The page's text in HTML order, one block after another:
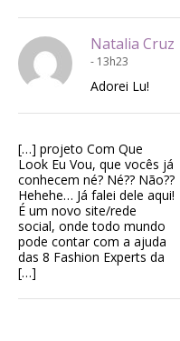
Natalia Cruz
- 13h23
Adorei Lu!
[…] projeto Com Que
Look Eu Vou, que vocês já
conhecem né? Né?? Não??
Hehehe… Já falei dele aqui!
É um novo site/rede
social, onde todo mundo
pode contar com a ajuda
das 8 Fashion Experts da
[…]